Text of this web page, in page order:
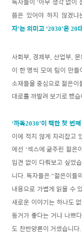
‘
쯤은 있어야 하지 않겠냐
자’는 의미고 ‘2030’은 20
사회부 경제부 산업부 ,
이 한 명씩 모여 팀이 만들
소재들을 중심으로 젊은
대로를 까발려 보기로 했
‘까톡2030’이 택한 첫 번
이에 적지 않게 자리잡고
에선 ‘섹스에 굶주린 젊은
입견 없이 다뤄보고 싶었
니다 .독자들은“젊은이들
내용으로 가볍게 읽을 수
새로운 이야기는 하나도
동거가 좋다는 거냐 나쁘
도 찬반양론이 거셌습니다